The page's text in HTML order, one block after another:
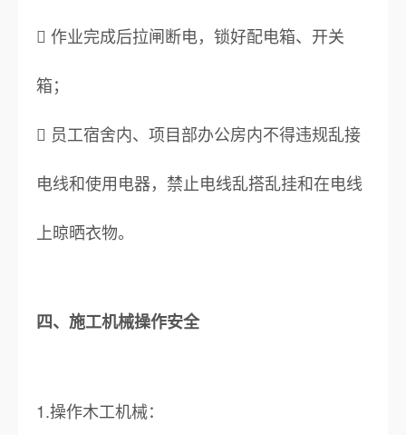
 作业完成后拉闸断电，锁好配电箱、开关
箱；
 员工宿舍内、项目部办公房内不得违规乱接
电线和使用电器，禁止电线乱搭乱挂和在电线
上晾晒衣物。
四、施工机械操作安全
1.操作木工机械：